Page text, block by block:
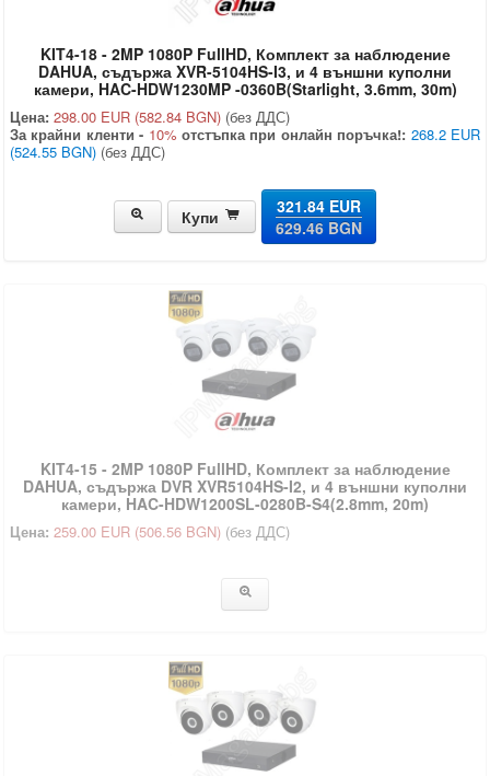
KIT4-18 - 2MP 1080P FullHD, Комплект за наблюдение
DAHUA, съдържа XVR-5104HS-I3, и 4 външни куполни
камери, HAC-HDW1230MP -0360B(Starlight, 3.6mm, 30m)
Цена: 298.00 EUR (582.84 BGN) (без ДДС)
За крайни кленти - 10% отстъпка при онлайн поръчка!: 268.2 EUR
(524.55 BGN) (без ДДС)
Купи
321.84 EUR
629.46 BGN
KIT4-15 - 2MP 1080P FullHD, Комплект за наблюдение
DAHUA, съдържа DVR XVR5104HS-I2, и 4 външни куполни
камери, HAC-HDW1200SL-0280B-S4(2.8mm, 20m)
Цена: 259.00 EUR (506.56 BGN) (без ДДС)